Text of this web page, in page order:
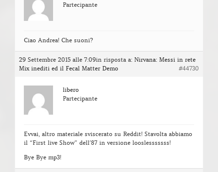
Partecipante
Ciao Andrea! Che suoni?
29 Settembre 2015 alle 7:09in risposta a: Nirvana: Messi in rete
Mix inediti ed il Fecal Matter Demo
#44730
libero
Partecipante
Evvai, altro materiale sviscerato su Reddit! Stavolta abbiamo
il “First live Show” dell’87 in versione looslesssssss!
Bye Bye mp3!